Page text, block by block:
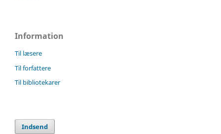
Information
Til læsere
Til forfattere
Til bibliotekarer
Indsend